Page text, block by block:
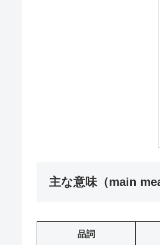
主な意味（main
品詞